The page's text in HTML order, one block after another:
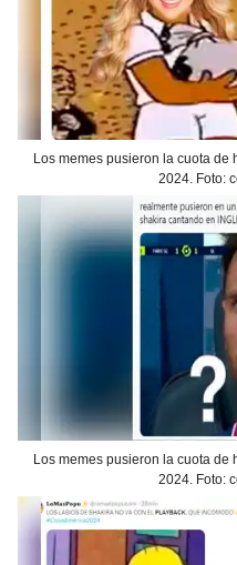
Los memes pusieron la cuota
2024. Foto:
Los memes pusieron la cuota
2024. Foto: